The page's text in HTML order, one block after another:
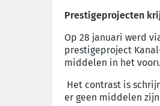
Prestigeprojecten
Op 28 januari werd
prestigeproject
middelen in het
Het contrast is
er geen middelen